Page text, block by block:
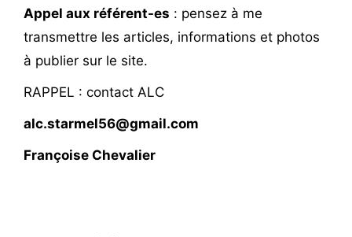
Appel aux référent-es : pensez à me
transmettre les articles, informations et photos
à publier sur le site.
RAPPEL : contact ALC
alc.starmel56@gmail.com
Françoise Chevalier